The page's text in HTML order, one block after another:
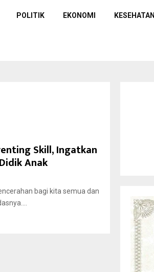
POLITIK EKONOMI KESEHATAN
Skill, Ingatkan
Anak
bagi kita semua dan